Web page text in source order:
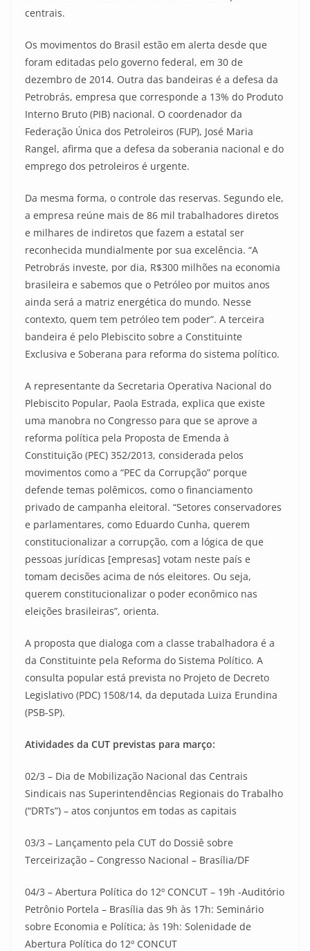
centrais.
Os movimentos do Brasil estão em alerta desde que
foram editadas pelo governo federal, em 30 de
dezembro de 2014. Outra das bandeiras é a defesa da
Petrobrás, empresa que corresponde a 13% do Produto
Interno Bruto (PIB) nacional. O coordenador da
Federação Única dos Petroleiros (FUP), José Maria
Rangel, afirma que a defesa da soberania nacional e do
emprego dos petroleiros é urgente.
Da mesma forma, o controle das reservas. Segundo ele,
a empresa reúne mais de 86 mil trabalhadores diretos
e milhares de indiretos que fazem a estatal ser
reconhecida mundialmente por sua excelência. “A
Petrobrás investe, por dia, R$300 milhões na economia
brasileira e sabemos que o Petróleo por muitos anos
ainda será a matriz energética do mundo. Nesse
contexto, quem tem petróleo tem poder”. A terceira
bandeira é pelo Plebiscito sobre a Constituinte
Exclusiva e Soberana para reforma do sistema político.
A representante da Secretaria Operativa Nacional do
Plebiscito Popular, Paola Estrada, explica que existe
uma manobra no Congresso para que se aprove a
reforma política pela Proposta de Emenda à
Constituição (PEC) 352/2013, considerada pelos
movimentos como a “PEC da Corrupção” porque
defende temas polêmicos, como o financiamento
privado de campanha eleitoral. “Setores conservadores
e parlamentares, como Eduardo Cunha, querem
constitucionalizar a corrupção, com a lógica de que
pessoas jurídicas [empresas] votam neste país e
tomam decisões acima de nós eleitores. Ou seja,
querem constitucionalizar o poder econômico nas
eleições brasileiras”, orienta.
A proposta que dialoga com a classe trabalhadora é a
da Constituinte pela Reforma do Sistema Político. A
consulta popular está prevista no Projeto de Decreto
Legislativo (PDC) 1508/14, da deputada Luiza Erundina
(PSB-SP).
Atividades da CUT previstas para março:
02/3 – Dia de Mobilização Nacional das Centrais
Sindicais nas Superintendências Regionais do Trabalho
(“DRTs”) – atos conjuntos em todas as capitais
03/3 – Lançamento pela CUT do Dossiê sobre
Terceirização – Congresso Nacional – Brasília/DF
04/3 – Abertura Política do 12º CONCUT – 19h -Auditório
Petrônio Portela – Brasília das 9h às 17h: Seminário
sobre Economia e Política; às 19h: Solenidade de
Abertura Política do 12º CONCUT